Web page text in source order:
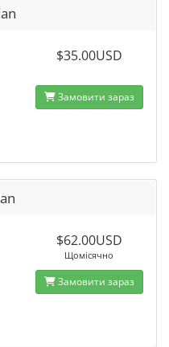
$35.00USD
Замовити зараз
$62.00USD
Щомісячно
Замовити зараз